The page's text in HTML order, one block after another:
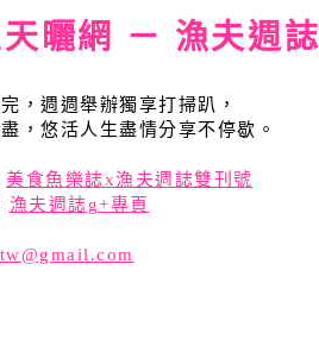
曬網 － 漁夫週誌
，週週舉辦獨享打掃趴，
，悠活人生盡情分享不停歇。
美食魚樂誌x漁夫週誌雙刊號
漁夫週誌g+專頁